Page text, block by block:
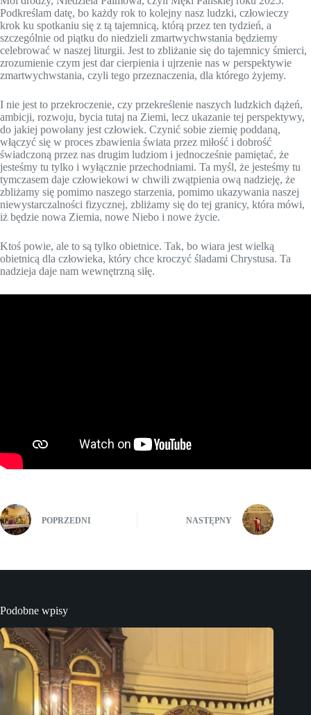
Podkreślam datę, bo każdy rok to kolejny nasz ludzki, człowieczy
krok ku spotkaniu się z tą tajemnicą, którą przez ten tydzień, a
szczególnie od piątku do niedzieli zmartwychwstania będziemy
celebrować w naszej liturgii. Jest to zbliżanie się do tajemnicy śmierci,
zrozumienie czym jest dar cierpienia i ujrzenie nas w perspektywie
zmartwychwstania, czyli tego przeznaczenia, dla którego żyjemy.
I nie jest to przekroczenie, czy przekreślenie naszych ludzkich dążeń,
ambicji, rozwoju, bycia tutaj na Ziemi, lecz ukazanie tej perspektywy,
do jakiej powołany jest człowiek. Czynić sobie ziemię poddaną,
włączyć się w proces zbawienia świata przez miłość i dobrość
świadczoną przez nas drugim ludziom i jednocześnie pamiętać, że
jesteśmy tu tylko i wyłącznie przechodniami. Ta myśl, że jesteśmy tu
tymczasem daje człowiekowi w chwili zwątpienia ową nadzieję, że
zbliżamy się pomimo naszego starzenia, pomimo ukazywania naszej
niewystarczalności fizycznej, zbliżamy się do tej granicy, która mówi,
iż będzie nowa Ziemia, nowe Niebo i nowe życie.
Ktoś powie, ale to są tylko obietnice. Tak, bo wiara jest wielką
obietnicą dla człowieka, który chce kroczyć śladami Chrystusa. Ta
nadzieja daje nam wewnętrzną siłę.
POPRZEDNI NASTĘPNY
Podobne wpisy